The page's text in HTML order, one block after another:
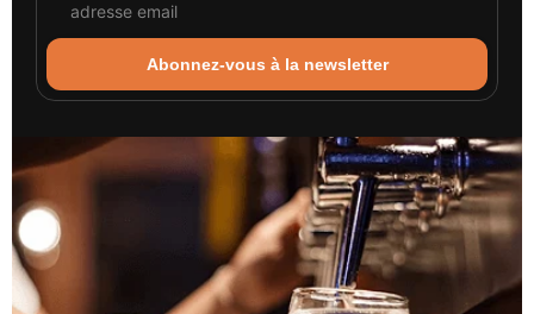
Abonnez-vous à la newsletter